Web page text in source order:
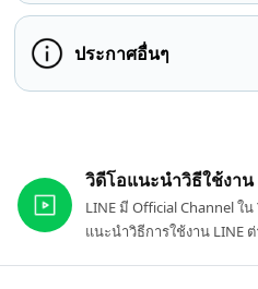
ประกาศอื่นๆ
วิดีโอแนะนำวิธีใช้งาน
LINE มี Official Channel ใ
แนะนำวิธีการใช้งาน LINE ต่